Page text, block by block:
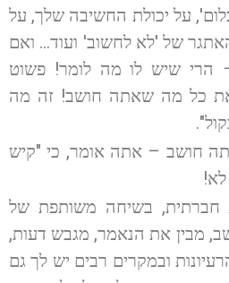
על יכולת החשיבה שלך, על
של 'לא לחשוב' ועוד… ואם
שיש לו מה לומר! פשוט
כל מה שאתה חושב! זה מה
חושב – אתה אומר, כי "קיש
בשיחה משותפת של
מבין את הנאמר, מגבש דעות,
ובמקרים רבים יש לך גם